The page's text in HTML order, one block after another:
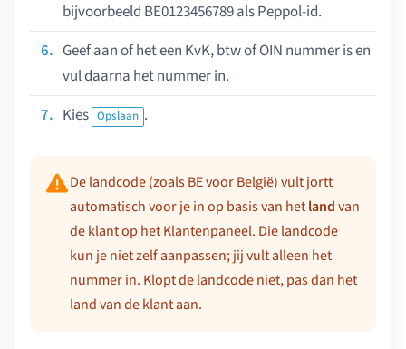
bijvoorbeeld BE0123456789 als Peppol-id.
Geef aan of het een KvK, btw of OIN nummer is en
vul daarna het nummer in.
Kies Opslaan .
De landcode (zoals BE voor België) vult jortt
automatisch voor je in op basis van hetlandvan
de klant op het Klantenpaneel. Die landcode
kun je niet zelf aanpassen; jij vult alleen het
nummer in. Klopt de landcode niet, pas dan het
land van de klant aan.